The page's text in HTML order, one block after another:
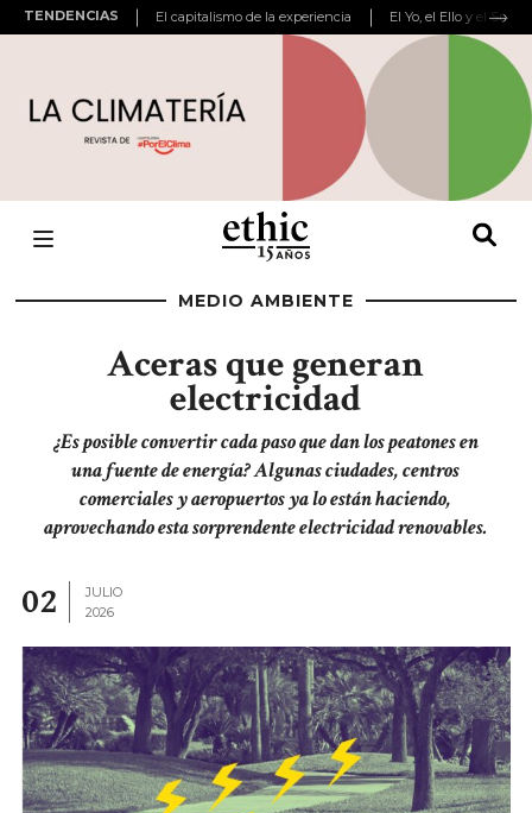
TENDENCIAS El capitalismo de la experiencia El Yo, el Ello y el
MEDIO AMBIENTE
Aceras que generan
electricidad
¿Es posible convertir cada paso que dan los peatones en
una fuente de energía? Algunas ciudades, centros
comerciales y aeropuertos ya lo están haciendo,
aprovechando esta sorprendente electricidad renovables.
02
JULIO
2026